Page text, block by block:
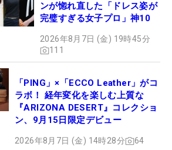
ンが惚れ直した「ドレス姿が
完璧すぎる女子プロ」神10
2026年8月7日 (金) 19時45分
111
「PING」×「ECCO Leather」がコ
ラボ！ 経年変化を楽しむ上質な
『ARIZONA DESERT』コレクショ
ン、9月15日限定デビュー
2026年8月7日 (金) 14時28分 64